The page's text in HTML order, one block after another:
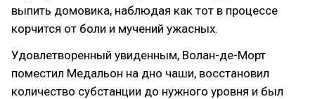
выпить домовика, наблюдая как тот в процессе
корчится от боли и мучений ужасных.
Удовлетворенный увиденным, Волан-де-Морт
поместил Медальон на дно чаши, восстановил
количество субстанции до нужного уровня и был